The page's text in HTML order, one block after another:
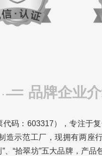
品牌企业
码：603317），专注于
造示范工厂，现拥有两座
”、“拾翠坊”五大品牌，